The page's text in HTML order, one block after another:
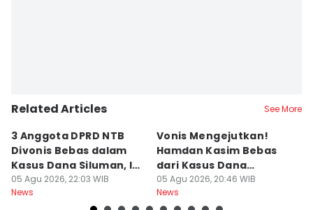
Related Articles See More
3 Anggota DPRD NTB
Divonis Bebas dalam
Kasus Dana Siluman, Ini
Respons JPU
05 Agu 2026, 22:03 WIB
News
Vonis Mengejutkan!
Hamdan Kasim Bebas
dari Kasus Dana
Siluman DPRD NTB
05 Agu 2026, 20:46 WIB
News